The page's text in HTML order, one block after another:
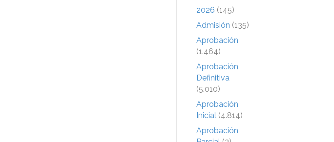
2026 (145)
Admisión (135)
Aprobación
(1.464)
Aprobación
Definitiva
(5.010)
Aprobación
Inicial (4.814)
Aprobación